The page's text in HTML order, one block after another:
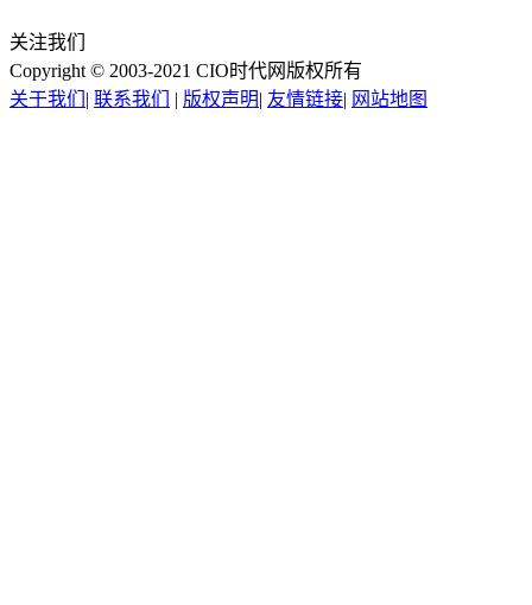
关注我们
Copyright © 2003-2021 CIO时代网版权所有
关于我们 | 联系我们 | 版权声明| 友情链接| 网站地图